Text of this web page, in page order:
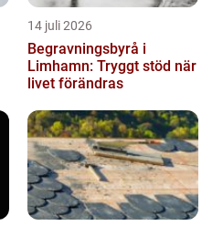
14 juli 2026
Begravningsbyrå i
Limhamn: Tryggt stöd när
livet förändras